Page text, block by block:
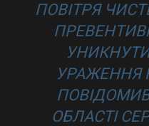
ПОВІТРЯ
УРАЖЕННЯ
ОБЛАСТІ